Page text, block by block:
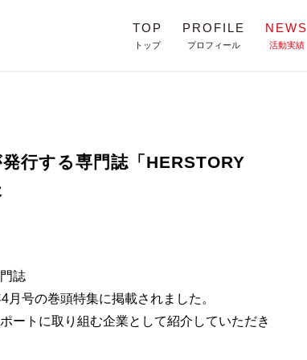
TOP
トップ
PROFILE
プロフィール
NEWS
活動実績
行する専門誌「HERSTORY
誌
月号の巻頭特集に掲載されました。
ートに取り組む企業として紹介していただき